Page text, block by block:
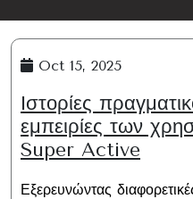
Oct 15, 2025
Ιστορίες
εμπειρίες των
Super Active
Εξερευνώντας